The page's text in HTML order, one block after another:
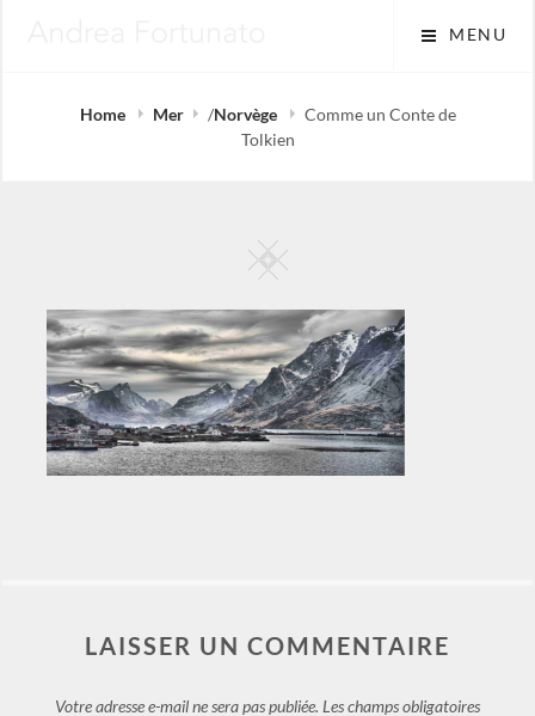
MENU
Home Mer /Norvège
Comme un Conte de
Tolkien
Square
LAISSER UN COMMENTAIRE
Votre adresse e-mail ne sera pas publiée. Les champs obligatoires